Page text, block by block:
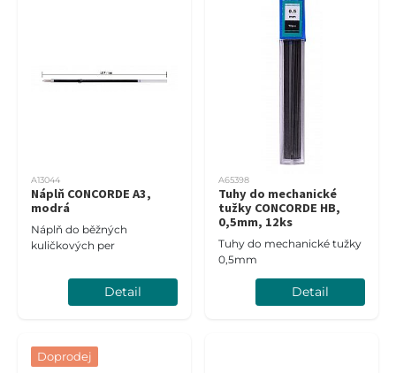
A13044
Náplň CONCORDE A3,
modrá
Náplň do běžných
kuličkových per
Detail
A65398
Tuhy do mechanické
tužky CONCORDE HB,
0,5mm, 12ks
Tuhy do mechanické tužky
0,5mm
Detail
Doprodej